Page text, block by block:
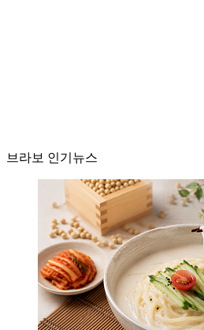
브라보 인기뉴스